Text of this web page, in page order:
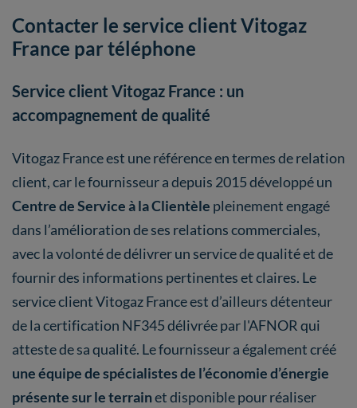
Contacter le service client Vitogaz
France par téléphone
Service client Vitogaz France : un
accompagnement de qualité
Vitogaz France est une référence en termes de relation
client, car le fournisseur a depuis 2015 développé un
Centre de Service à la Clientèle pleinement engagé
dans l’amélioration de ses relations commerciales,
avec la volonté de délivrer un service de qualité et de
fournir des informations pertinentes et claires. Le
service client Vitogaz France est d’ailleurs détenteur
de la certification NF345 délivrée par l'AFNOR qui
atteste de sa qualité. Le fournisseur a également créé
une équipe de spécialistes de l’économie d’énergie
présente sur le terrainet disponible pour réaliser